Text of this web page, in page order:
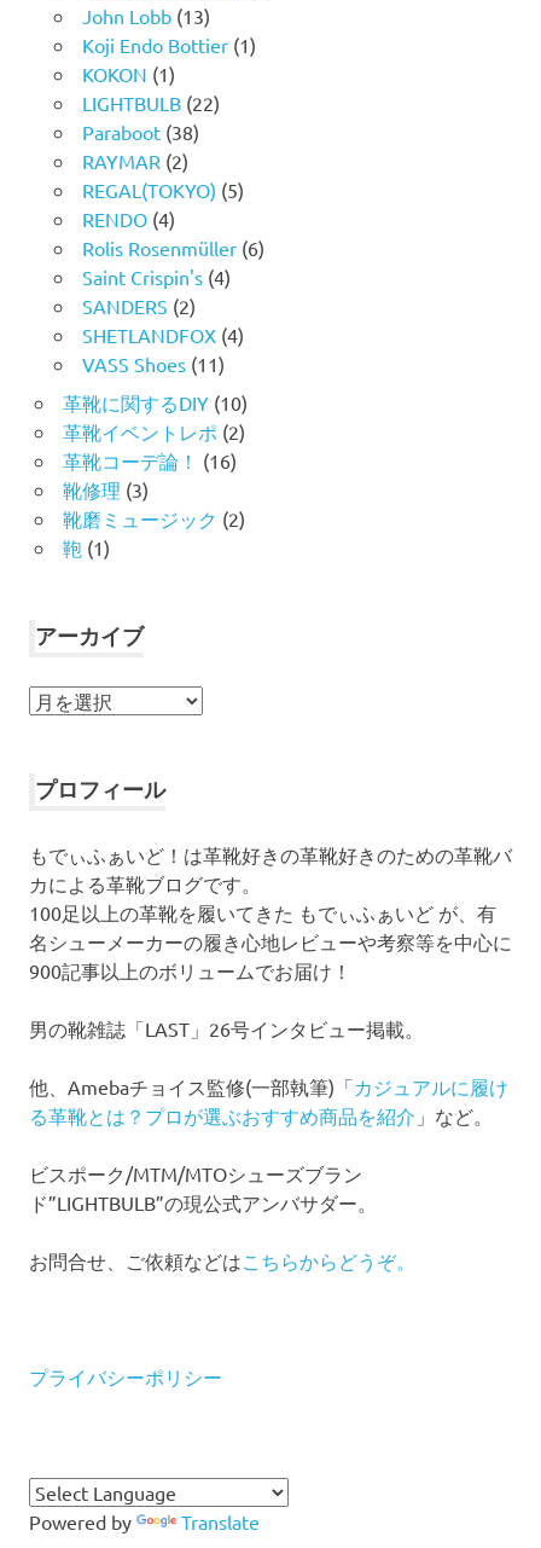
John Lobb(13)
Koji Endo Bottier(1)
KOKON (1)
LIGHTBULB(22)
Paraboot(38)
RAYMAR (2)
REGAL(TOKYO) (5)
RENDO(4)
Rolis Rosenmüller(6)
Saint Crispin's(4)
SANDERS (2)
SHETLANDFOX(4)
VASS Shoes(11)
革靴に関するDIY(10)
革靴イベントレポ (2)
革靴コーデ論！ (16)
靴修理 (3)
靴磨ミュージック (2)
鞄 (1)
アーカイブ
ア
イ
プロフィール
もでぃふぁいど！は革靴好きの革靴好きのための革靴バ
カによる革靴ブログです。
100足以上の革靴を履いてきた もでぃふぁいど が、有
名シューメーカーの履き心地レビューや考察等を中心に
900記事以上のボリュームでお届け！
男の靴雑誌「LAST」26号インタビュー掲載。
他、Amebaチョイス監修(一部執筆)「カジュアルに履け
る革靴とは？プロが選ぶおすすめ商品を紹介 」など。
ビスポーク/MTM/MTOシューズブラン
ド”LIGHTBULB”の現公式アンバサダー。
お問合せ、ご依頼などは こちらからどうぞ。
プライバシーポリシー
Powered by Translate